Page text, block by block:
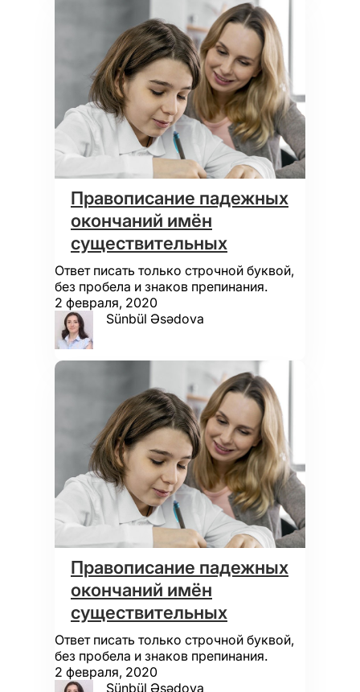
Правописание падежных
окончаний имён
существительных
Ответ писать только строчной буквой,
без пробела и знаков препинания.
2 февраля, 2020
Sünbül Əsədova
Правописание падежных
окончаний имён
существительных
Ответ писать только строчной буквой,
без пробела и знаков препинания.
2 февраля, 2020
Sünbül Əsədova